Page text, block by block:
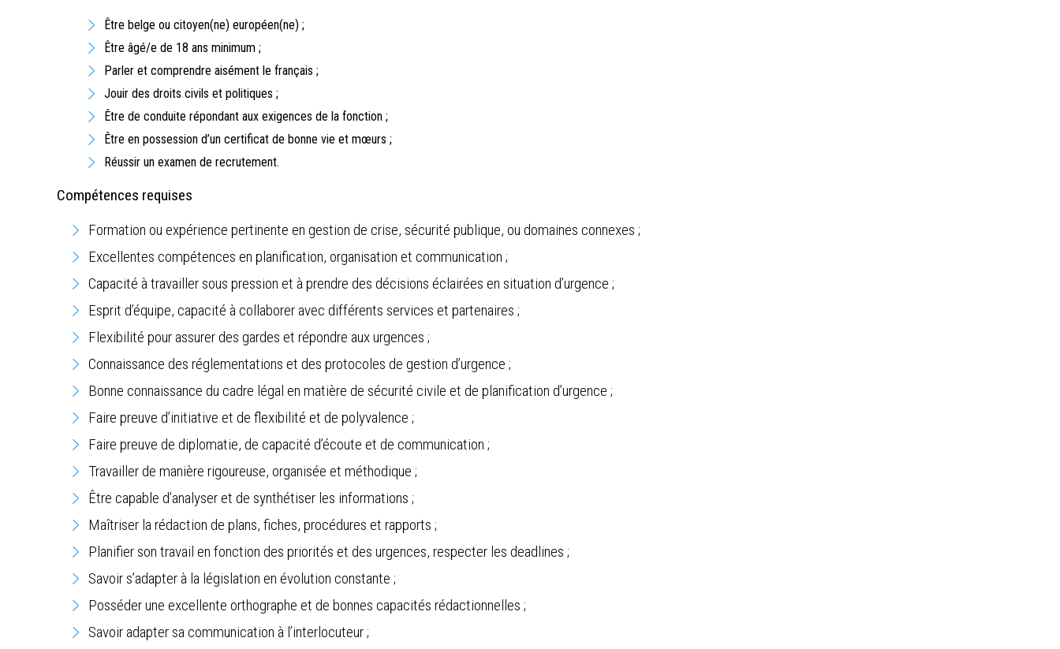
Être belge ou citoyen(ne) européen(ne) ;
Être âgé/e de 18 ans minimum ;
Parler et comprendre aisément le français ;
Jouir des droits civils et politiques ;
Être de conduite répondant aux exigences de la fonction ;
Être en possession d’un certificat de bonne vie et mœurs ;
Réussir un examen de recrutement.
Compétences requises
Formation ou expérience pertinente en gestion de crise, sécurité publique, ou domaines connexes ;
Excellentes compétences en planification, organisation et communication ;
Capacité à travailler sous pression et à prendre des décisions éclairées en situation d’urgence ;
Esprit d’équipe, capacité à collaborer avec différents services et partenaires ;
Flexibilité pour assurer des gardes et répondre aux urgences ;
Connaissance des réglementations et des protocoles de gestion d’urgence ;
Bonne connaissance du cadre légal en matière de sécurité civile et de planification d’urgence ;
Faire preuve d’initiative et de flexibilité et de polyvalence ;
Faire preuve de diplomatie, de capacité d’écoute et de communication ;
Travailler de manière rigoureuse, organisée et méthodique ;
Être capable d’analyser et de synthétiser les informations ;
Maîtriser la rédaction de plans, fiches, procédures et rapports ;
Planifier son travail en fonction des priorités et des urgences, respecter les deadlines ;
Savoir s’adapter à la législation en évolution constante ;
Posséder une excellente orthographe et de bonnes capacités rédactionnelles ;
Savoir adapter sa communication à l’interlocuteur ;